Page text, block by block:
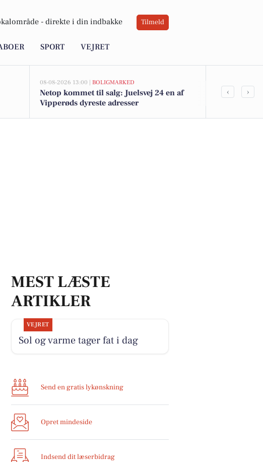
- direkte i din indbakke Tilmeld
SPORT VEJRET
08-08-2026 13:00 | BOLIGMARKED
Netop kommet til salg: Juelsvej 24 en af
Vipperøds dyreste adresser
10 dyreste
‹ ›
MEST LÆSTE
ARTIKLER
VEJRET
Sol og varme tager fat i dag
Send en gratis lykønskning
Opret mindeside
Indsend dit læserbidrag